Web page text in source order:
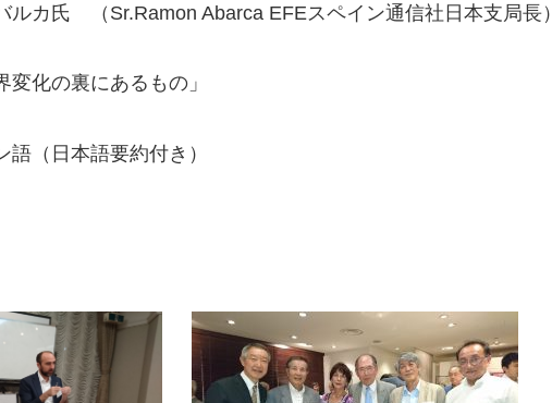
ルカ氏 （Sr.Ramon Abarca EFEスペイン通信社日本支局長）
化の裏にあるもの」
（日本語要約付き）